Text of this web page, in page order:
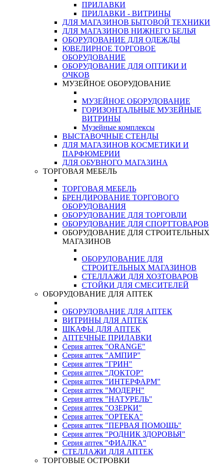
ПРИЛАВКИ
ПРИЛАВКИ - ВИТРИНЫ
ДЛЯ МАГАЗИНОВ БЫТОВОЙ ТЕХНИКИ
ДЛЯ МАГАЗИНОВ НИЖНЕГО БЕЛЬЯ
ОБОРУДОВАНИЕ ДЛЯ ОДЕЖДЫ
ЮВЕЛИРНОЕ ТОРГОВОЕ
ОБОРУДОВАНИЕ
ОБОРУДОВАНИЕ ДЛЯ ОПТИКИ И
ОЧКОВ
МУЗЕЙНОЕ ОБОРУДОВАНИЕ
МУЗЕЙНОЕ ОБОРУДОВАНИЕ
ГОРИЗОНТАЛЬНЫЕ МУЗЕЙНЫЕ
ВИТРИНЫ
Музейные комплексы
ВЫСТАВОЧНЫЕ СТЕНДЫ
ДЛЯ МАГАЗИНОВ КОСМЕТИКИ И
ПАРФЮМЕРИИ
ДЛЯ ОБУВНОГО МАГАЗИНА
ТОРГОВАЯ МЕБЕЛЬ
ТОРГОВАЯ МЕБЕЛЬ
БРЕНДИРОВАНИЕ ТОРГОВОГО
ОБОРУДОВАНИЯ
ОБОРУДОВАНИЕ ДЛЯ ТОРГОВЛИ
ОБОРУДОВАНИЕ ДЛЯ СПОРТТОВАРОВ
ОБОРУДОВАНИЕ ДЛЯ СТРОИТЕЛЬНЫХ
МАГАЗИНОВ
ОБОРУДОВАНИЕ ДЛЯ
СТРОИТЕЛЬНЫХ МАГАЗИНОВ
СТЕЛЛАЖИ ДЛЯ ХОЗТОВАРОВ
СТОЙКИ ДЛЯ СМЕСИТЕЛЕЙ
ОБОРУДОВАНИЕ ДЛЯ АПТЕК
ОБОРУДОВАНИЕ ДЛЯ АПТЕК
ВИТРИНЫ ДЛЯ АПТЕК
ШКАФЫ ДЛЯ АПТЕК
АПТЕЧНЫЕ ПРИЛАВКИ
Серия аптек "ORANGE"
Серия аптек "АМПИР"
Серия аптек "ГРИН"
Серия аптек "ДОКТОР"
Серия аптек "ИНТЕРФАРМ"
Серия аптек "МОДЕРН"
Серия аптек "НАТУРЕЛЬ"
Серия аптек "ОЗЕРКИ"
Серия аптек "ОРТЕКА"
Серия аптек "ПЕРВАЯ ПОМОЩЬ"
Серия аптек "РОДНИК ЗДОРОВЬЯ"
Серия аптек "ФИАЛКА"
СТЕЛЛАЖИ ДЛЯ АПТЕК
ТОРГОВЫЕ ОСТРОВКИ